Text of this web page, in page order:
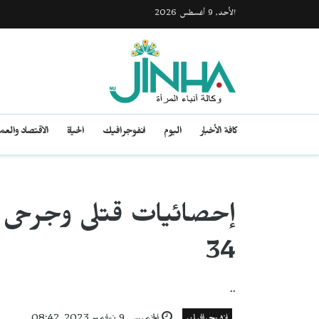
الأحد, 9 أغسطس 2026
كافة الأخبار اليوم انفوجرافيك الحياة الاقتصاد
إحصائيات قتلى وجرحى
34
..